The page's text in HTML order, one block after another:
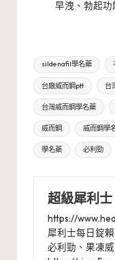
早洩、勃起功
Tags:
sildenafil學名藥
台廠威而鋼ptt 台
台灣威而鋼學名藥
威而鋼 威而鋼學
學名藥 必利勁
超級犀利士
https://
犀利士每日錠
必利勁、果凍